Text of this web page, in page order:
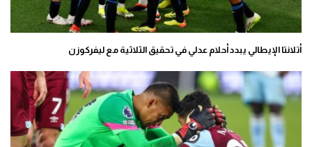
أتلانتا الإيطالي يبدد أحلام عدلي في تحقيق الثلاثية مع ليفركوزن